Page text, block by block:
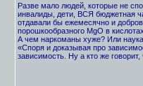
Разве мало людей, которые не
инвалиды, дети, ВСЯ бюджетная
отдавали бы ежемесячно и
порошкообразного MgO в
А чем наркоманы хуже? Или
«Споря и доказывая про
зависимость. Ну а кто же